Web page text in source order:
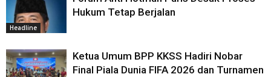
Headline
Hukum Tetap Berjalan
Ketua Umum BPP KKSS Hadiri Nobar
Final Piala Dunia FIFA 2026 dan Turnamen